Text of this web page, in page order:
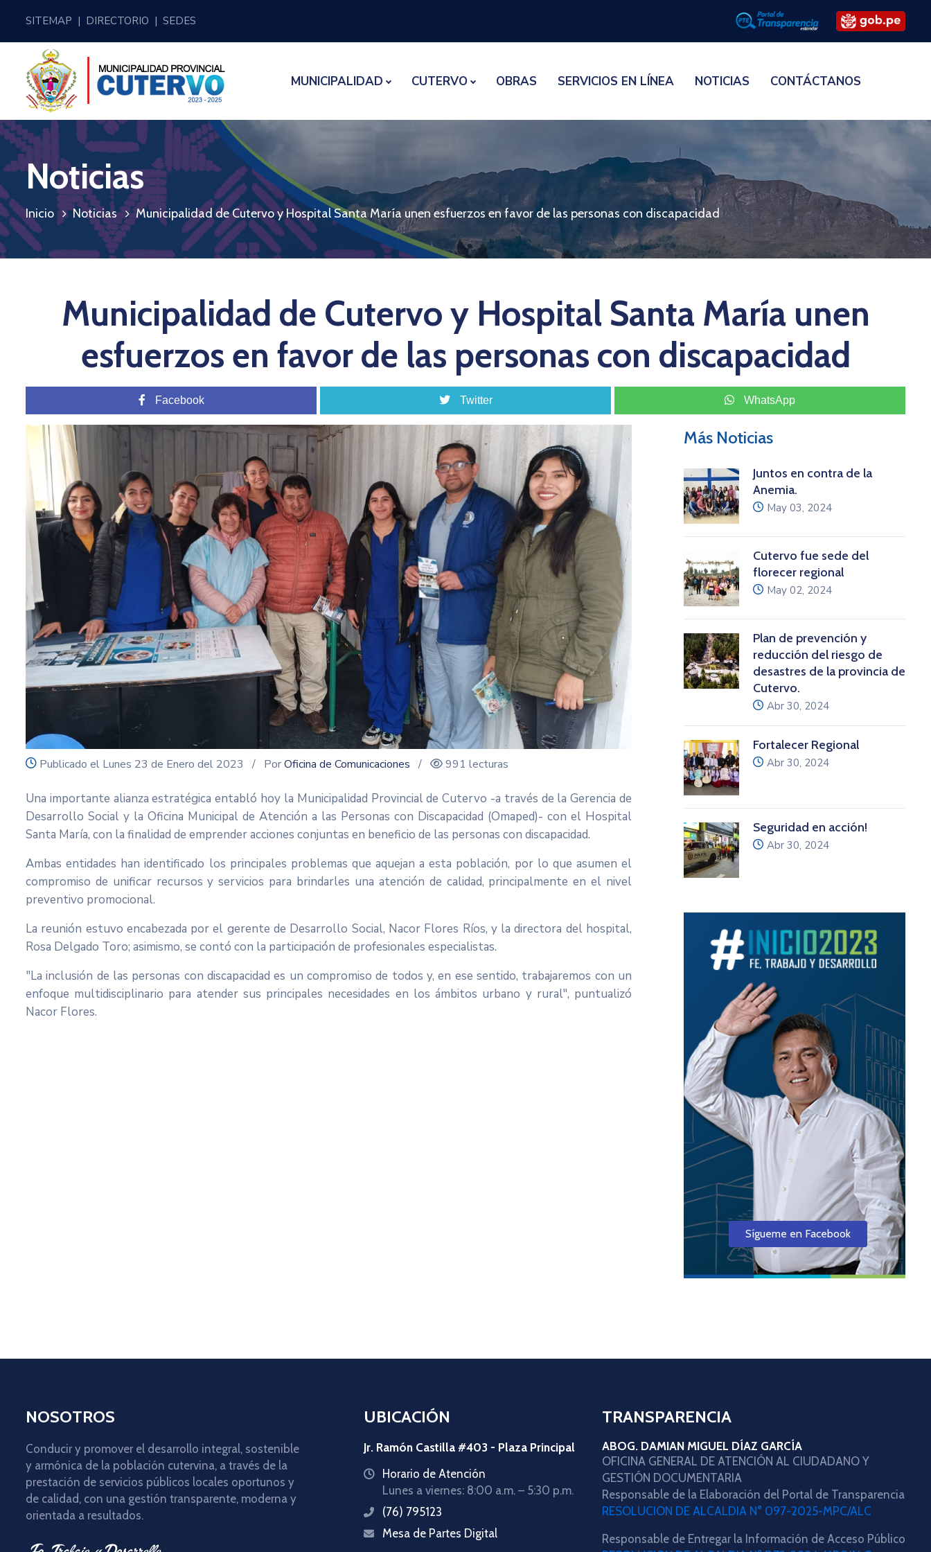
SITEMAP | DIRECTORIO | SEDES
MUNICIPALIDAD CUTERVO OBRAS SERVICIOS EN LÍNEA NOTICIAS CONTÁCTANOS
Noticias
Inicio Noticias Municipalidad de Cutervo y Hospital Santa María unen esfuerzos en favor de las personas con discapacidad
Municipalidad de Cutervo y Hospital Santa María unen
esfuerzos en favor de las personas con discapacidad
Facebook Twitter WhatsApp
icon
Publicado el Lunes 23 de Enero del 2023 / PorOficina de Comunicaciones / 991 lecturas
Una importante alianza estratégica entabló hoy la Municipalidad Provincial de Cutervo -a través de la Gerencia de
Desarrollo Social y la Oficina Municipal de Atención a las Personas con Discapacidad (Omaped)- con el Hospital
Santa María, con la finalidad de emprender acciones conjuntas en beneficio de las personas con discapacidad.
Ambas entidades han identificado los principales problemas que aquejan a esta población, por lo que asumen el
compromiso de unificar recursos y servicios para brindarles una atención de calidad, principalmente en el nivel
preventivo promocional.
La reunión estuvo encabezada por el gerente de Desarrollo Social, Nacor Flores Ríos, y la directora del hospital,
Rosa Delgado Toro; asimismo, se contó con la participación de profesionales especialistas.
"La inclusión de las personas con discapacidad es un compromiso de todos y, en ese sentido, trabajaremos con un
enfoque multidisciplinario para atender sus principales necesidades en los ámbitos urbano y rural", puntualizó
Nacor Flores.
Más Noticias
Juntos en contra de la
Anemia.
icon
May 03, 2024
Cutervo fue sede del
florecer regional
icon
May 02, 2024
Plan de prevención y
reducción del riesgo de
desastres de la provincia de
Cutervo.
icon
Abr 30, 2024
Fortalecer Regional
icon
Abr 30, 2024
Seguridad en acción!
icon
Abr 30, 2024
Sígueme en Facebook
NOSOTROS
Conducir y promover el desarrollo integral, sostenible
y armónica de la población cutervina, a través de la
prestación de servicios públicos locales oportunos y
de calidad, con una gestión transparente, moderna y
orientada a resultados.
UBICACIÓN
Jr. Ramón Castilla #403 - Plaza Principal
iconHorario de Atención
Lunes a viernes: 8:00 a.m. – 5:30 p.m.
icon
(76) 795123
icon
Mesa de Partes Digital
TRANSPARENCIA
ABOG. DAMIAN MIGUEL DÍAZ GARCÍA
OFICINA GENERAL DE ATENCIÓN AL CIUDADANO Y
GESTIÓN DOCUMENTARIA
Responsable de la Elaboración del Portal de Transparencia
RESOLUCION DE ALCALDIA N° 097-2025-MPC/ALC
Responsable de Entregar la Información de Acceso Público